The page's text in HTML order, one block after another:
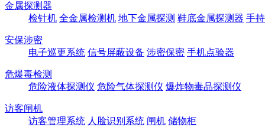
金属探测器
检针机 全金属检测机 地下金属探测 鞋底金属探测器 手
安保涉密
电子巡更系统 信号屏蔽设备 涉密保密 手机点验器
危爆毒检测
危险液体探测仪 危险气体探测仪 爆炸物毒品探测仪
访客闸机
访客管理系统 人脸识别系统 闸机 储物柜